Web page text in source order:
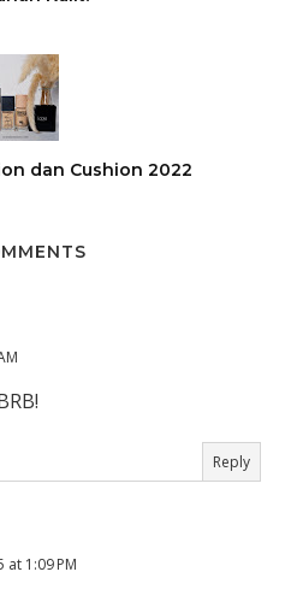
dan Cushion 2022
Reply
at 1:09 PM